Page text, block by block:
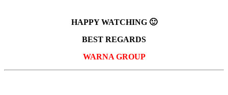
HAPPY WATCHING 🙂
BEST REGARDS
WARNA GROUP